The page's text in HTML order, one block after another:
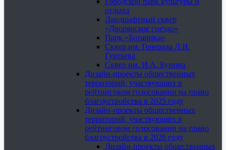
отдыха
Ландшафтный сквер
«Дворянское гнездо»
Парк «Ботаника»
Сквер им. Генерала Л.Н.
Гуртьева
Сквер им. И.А. Бунина
Дизайн-проекты общественных
территорий, участвующих в
рейтинговом голосовании на право
благоустройства в 2025 году
Дизайн-проекты общественных
территорий, участвующих в
рейтинговом голосовании на право
благоустройства в 2026 году
Дизайн-проекты общественных